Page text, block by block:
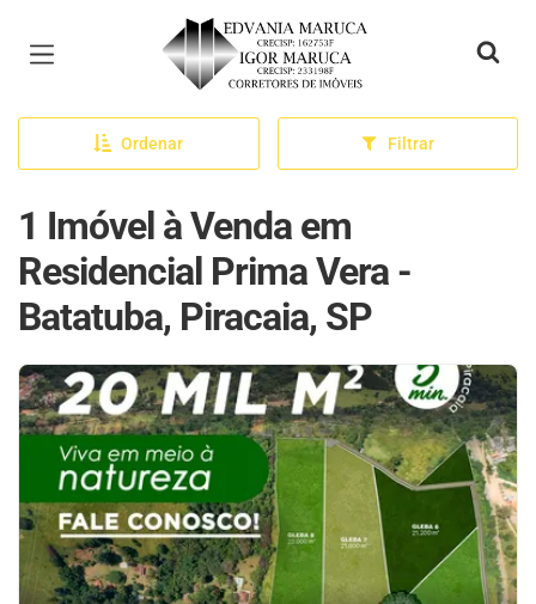
Página inicial
Ordenar Filtrar
1 Imóvel à Venda em
Residencial Prima Vera -
Batatuba, Piracaia, SP